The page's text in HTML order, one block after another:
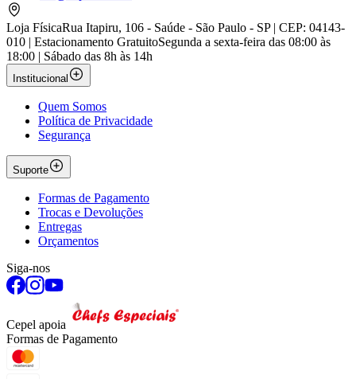
Loja FísicaRua Itapiru, 106 - Saúde - São Paulo - SP | CEP: 04143-
010 | Estacionamento GratuitoSegunda a sexta-feira das 08:00 às
18:00 | Sábado das 8h às 14h
Institucional
Quem Somos
Política de Privacidade
Segurança
Suporte
Formas de Pagamento
Trocas e Devoluções
Entregas
Orçamentos
Siga-nos
Cepel apoia
Formas de Pagamento